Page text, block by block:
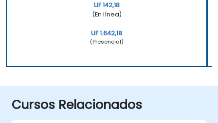
UF 142,18
(En línea)
UF 1.642,18
(Presencial)
Cursos Relacionados